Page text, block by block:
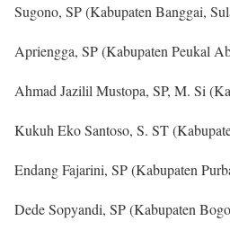
Sugono, SP (Kabupaten Banggai,
Apriengga, SP (Kabupaten Peukal
Ahmad Jazilil Mustopa, SP, M. Si
Kukuh Eko Santoso, S. ST
Endang Fajarini, SP (Kabupaten
Dede Sopyandi, SP (Kabupaten